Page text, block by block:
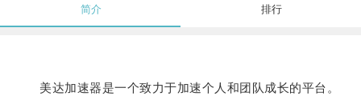
简介 排行
美达加速器是一个致力于加速个人和团队成长的平台。